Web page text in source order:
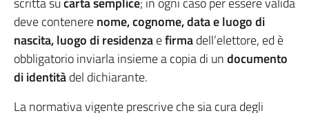
deve contenerenome, cognome, data e luogo di
nascita, luogo di residenzaefirmadell’elettore, ed è
obbligatorio inviarla insieme a copia di undocumento
di identitàdel dichiarante.
La normativa vigente prescrive che sia cura degli